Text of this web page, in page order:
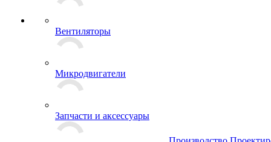
Вентиляторы
Микродвигатели
Запчасти и аксессуары